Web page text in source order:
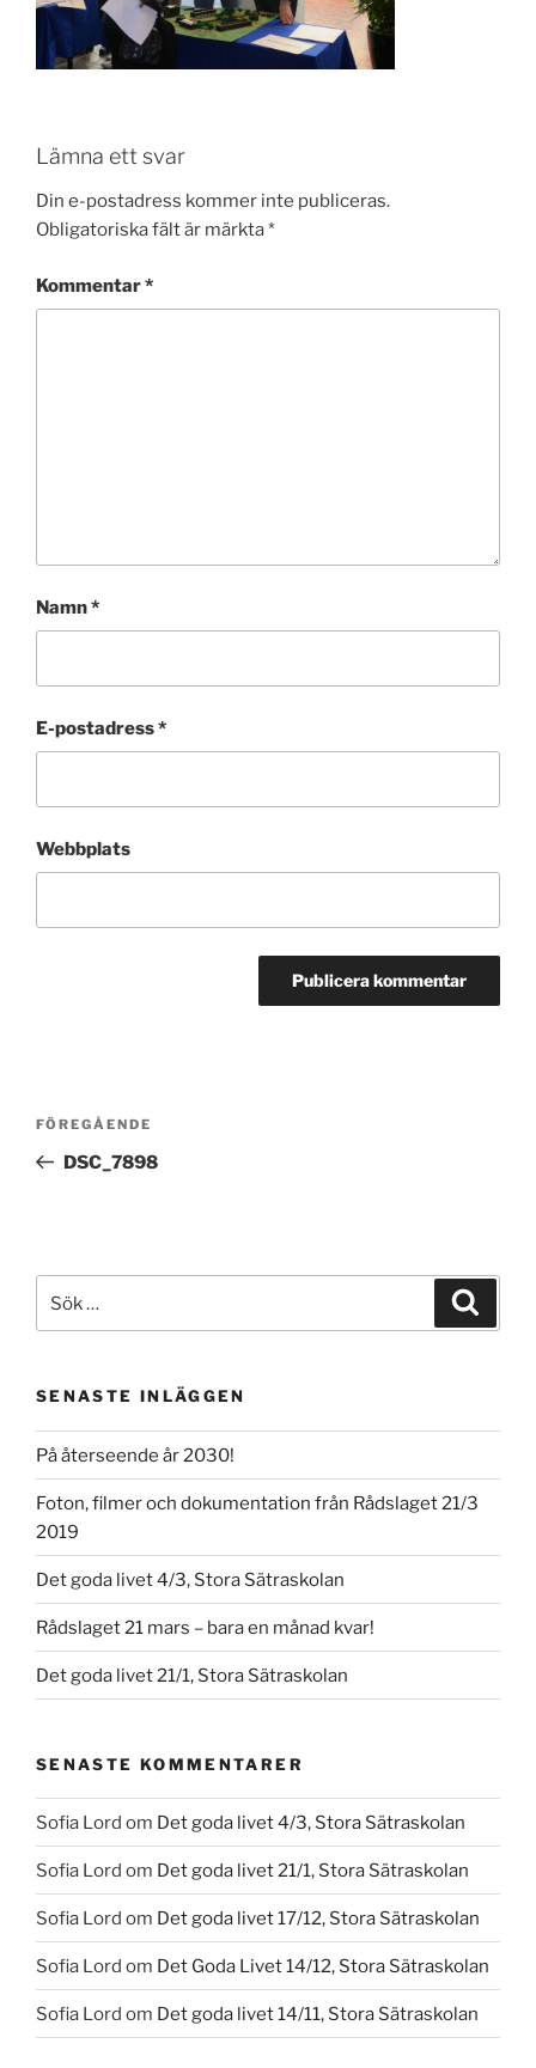
Lämna ett svar
Din e-postadress kommer inte publiceras.
Obligatoriska fält är märkta*
Kommentar*
Namn*
E-postadress*
Webbplats
Inläggsnavigering
Föregående
inlägg
FÖREGÅENDE
DSC_7898
efter:
SENASTE INLÄGGEN
På återseende år 2030!
Foton, filmer och dokumentation från Rådslaget 21/3
2019
Det goda livet 4/3, Stora Sätraskolan
Rådslaget 21 mars – bara en månad kvar!
Det goda livet 21/1, Stora Sätraskolan
SENASTE KOMMENTARER
Sofia Lord om Det goda livet 4/3, Stora Sätraskolan
Sofia Lord om Det goda livet 21/1, Stora Sätraskolan
Sofia Lord om Det goda livet 17/12, Stora Sätraskolan
Sofia Lord om Det Goda Livet 14/12, Stora Sätraskolan
Sofia Lord om Det goda livet 14/11, Stora Sätraskolan